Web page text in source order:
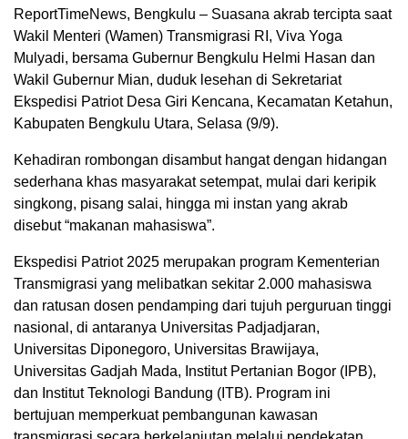
ReportTimeNews, Bengkulu – Suasana akrab tercipta saat
Wakil Menteri (Wamen) Transmigrasi RI, Viva Yoga
Mulyadi, bersama Gubernur Bengkulu Helmi Hasan dan
Wakil Gubernur Mian, duduk lesehan di Sekretariat
Ekspedisi Patriot Desa Giri Kencana, Kecamatan Ketahun,
Kabupaten Bengkulu Utara, Selasa (9/9).
Kehadiran rombongan disambut hangat dengan hidangan
sederhana khas masyarakat setempat, mulai dari keripik
singkong, pisang salai, hingga mi instan yang akrab
disebut “makanan mahasiswa”.
Ekspedisi Patriot 2025 merupakan program Kementerian
Transmigrasi yang melibatkan sekitar 2.000 mahasiswa
dan ratusan dosen pendamping dari tujuh perguruan tinggi
nasional, di antaranya Universitas Padjadjaran,
Universitas Diponegoro, Universitas Brawijaya,
Universitas Gadjah Mada, Institut Pertanian Bogor (IPB),
dan Institut Teknologi Bandung (ITB). Program ini
bertujuan memperkuat pembangunan kawasan